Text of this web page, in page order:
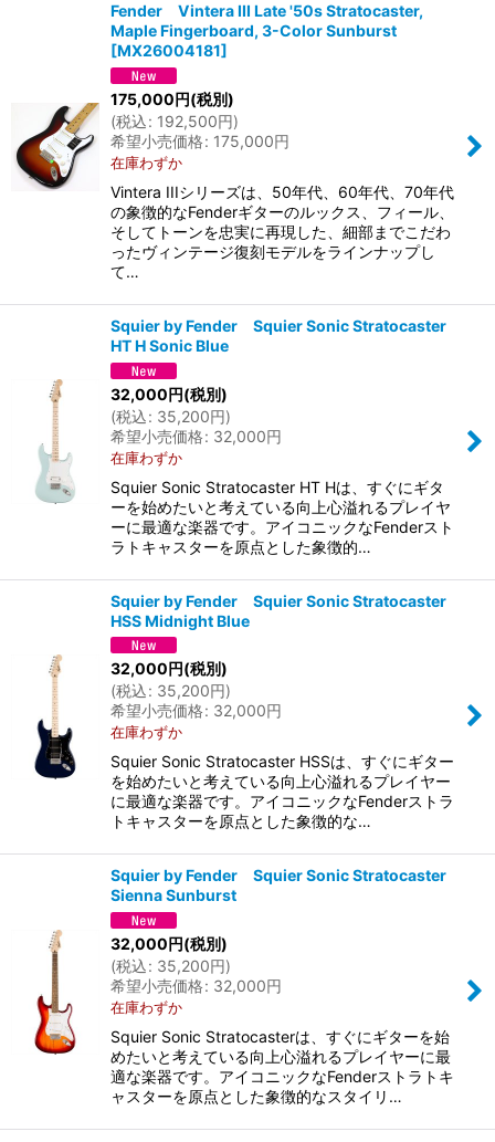
Fender Vintera III Late '50s Stratocaster,
Maple Fingerboard, 3-Color Sunburst
[MX26004181]
175,000円(税別)
(税込: 192,500円)
希望小売価格: 175,000円
在庫わずか
Vintera IIIシリーズは、50年代、60年代、70年代
の象徴的なFenderギターのルックス、フィール、
そしてトーンを忠実に再現した、細部までこだわ
ったヴィンテージ復刻モデルをラインナップし
て…
Squier by Fender Squier Sonic Stratocaster
HT H Sonic Blue
32,000円(税別)
(税込: 35,200円)
希望小売価格: 32,000円
在庫わずか
Squier Sonic Stratocaster HT Hは、すぐにギタ
ーを始めたいと考えている向上心溢れるプレイヤ
ーに最適な楽器です。アイコニックなFenderスト
ラトキャスターを原点とした象徴的…
Squier by Fender Squier Sonic Stratocaster
HSS Midnight Blue
32,000円(税別)
(税込: 35,200円)
希望小売価格: 32,000円
在庫わずか
Squier Sonic Stratocaster HSSは、すぐにギター
を始めたいと考えている向上心溢れるプレイヤー
に最適な楽器です。アイコニックなFenderストラ
トキャスターを原点とした象徴的な…
Squier by Fender Squier Sonic Stratocaster
Sienna Sunburst
32,000円(税別)
(税込: 35,200円)
希望小売価格: 32,000円
在庫わずか
Squier Sonic Stratocasterは、すぐにギターを始
めたいと考えている向上心溢れるプレイヤーに最
適な楽器です。アイコニックなFenderストラトキ
ャスターを原点とした象徴的なスタイリ…